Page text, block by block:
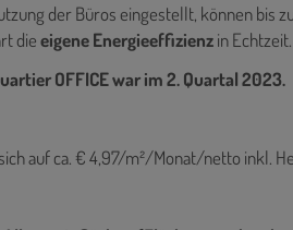
der Büros eingestellt, können bis
dieeigene Energieeffizienzin Echtzeit.
OFFICE war im 2. Quartal 2023.
auf ca. € 4,97/m²/Monat/netto inkl.